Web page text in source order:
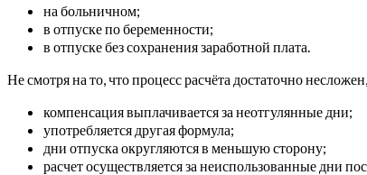
на больничном;
в отпуске по беременности;
в отпуске без сохранения заработной плата.
Не смотря на то, что процесс расчёта достаточно
компенсация выплачивается за неотгулянные дни;
употребляется другая формула;
дни отпуска округляются в меньшую сторону;
расчет осуществляется за неиспользованные дни